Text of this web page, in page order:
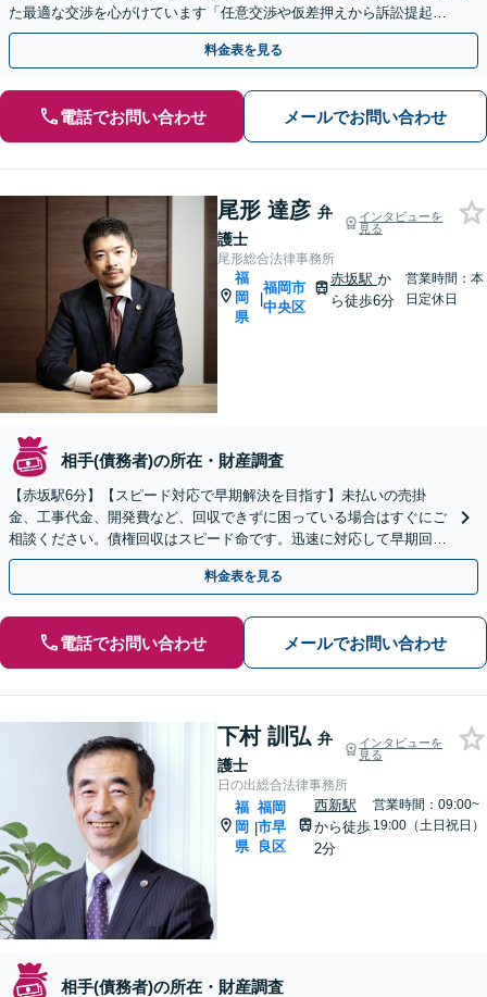
た最適な交渉を心がけています「任意交渉や仮差押えから訴訟提起、
強制執行まで対応」【WEB面談対応】【休日・夜間相談可】
料金表を見る
電話でお問い合わせ メールでお問い合わせ
尾形 達彦 弁
護士
インタビューを
見る
尾形総合法律事務所
福
岡
県
|
福岡市
中央区
赤坂駅 か
ら徒歩6分
営業時間：本
日定休日
相手(債務者)の所在・財産調査
【赤坂駅6分】【スピード対応で早期解決を目指す】未払いの売掛
金、工事代金、開発費など、回収できずに困っている場合はすぐにご
相談ください。債権回収はスピード命です。迅速に対応して早期回収
を目指します。【休日・夜間面談可】
料金表を見る
電話でお問い合わせ メールでお問い合わせ
下村 訓弘 弁
護士
インタビューを
見る
日の出総合法律事務所
福
岡
県
|
福岡
市早
良区
西新駅
から徒歩
2分
営業時間：09:00~
19:00（土日祝日）
相手(債務者)の所在・財産調査